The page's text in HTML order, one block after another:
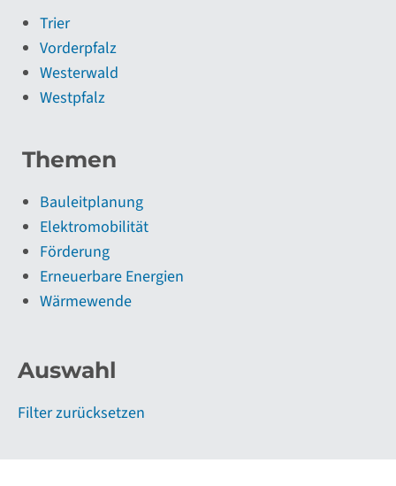
Trier
Vorderpfalz
Westerwald
Westpfalz
Themen
Bauleitplanung
Elektromobilität
Förderung
Erneuerbare Energien
Wärmewende
Auswahl
Filter zurücksetzen